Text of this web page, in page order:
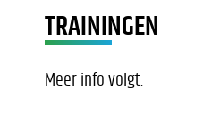
TRAININGEN
Meer info volgt.